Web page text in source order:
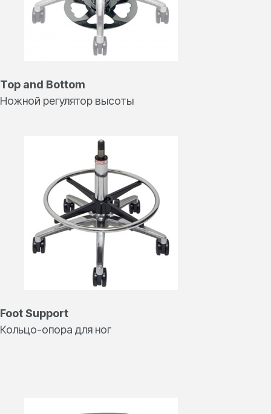
Top and Bottom
Ножной регулятор высоты
Foot Support
Кольцо-опора для ног